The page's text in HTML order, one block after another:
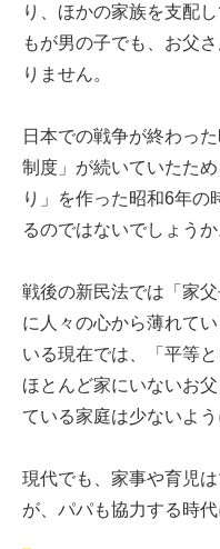
り、ほかの家族を支配
もが男の子でも、お父
りません。
日本での戦争が終わっ
制度」が続いていたた
り」を作った昭和6年の
るのではないでしょうか
戦後の新民法では「家
に人々の心から薄れて
いる現在では、「平等
ほとんど家にいないお
ている家庭は少ないよう
現代でも、家事や育児
が、パパも協力する時代